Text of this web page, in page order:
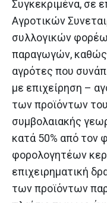
Συγκεκριμένα, σε
Αγροτικών
συλλογικών
παραγωγών, καθώς
αγρότες που
με επιχείρηση –
των προϊόντων
συμβολαιακής
κατά 50% από τον
φορολογητέων
επιχειρηματική
των προϊόντων